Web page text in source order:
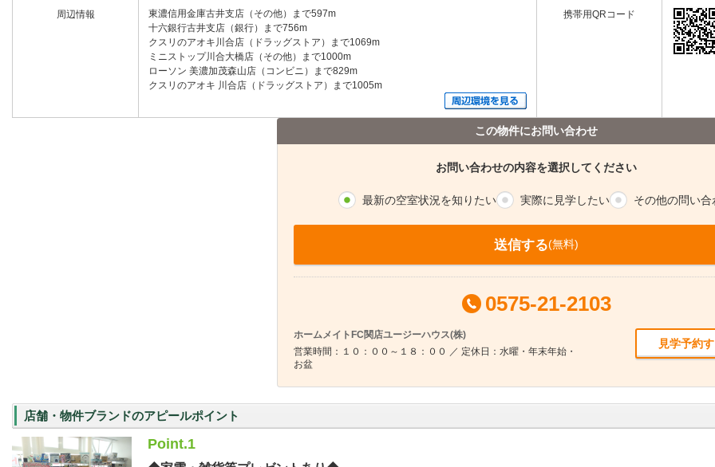
周辺情報
東濃信用金庫古井支店（その他）まで597m
十六銀行古井支店（銀行）まで756m
クスリのアオキ川合店（ドラッグストア）まで1069m
ミニストップ川合大橋店（その他）まで1000m
ローソン 美濃加茂森山店（コンビニ）まで829m
クスリのアオキ 川合店（ドラッグストア）まで1005m
携帯用QRコード
この物件にお問い合わせ
お問い合わせの内容を選択してください
最新の空室状況を知りたい 実際に 見学したい その他の問い合
送信する(無料)
0575-21-2103
ホームメイトFC関店ユージーハウス(株)
営業時間：１０：００～１８：００ ／ 定休日：水曜・年末年始・
お盆
見学予約
店舗・物件ブランドのアピールポイント
Point.1